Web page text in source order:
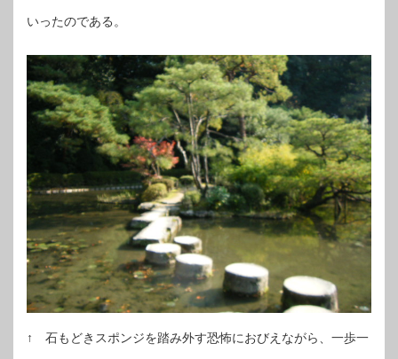
いったのである。
↑ 石もどきスポンジを踏み外す恐怖におびえながら、一歩一